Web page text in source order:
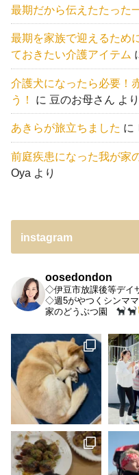
最期だから伝えたたった
最期を家族で迎えるため
ておきたい介護アイテム
介護犬になったら必要！
う！
に 豆のお母さん より
あきらが旅立ちました に
前庭疾患になった我が家
Oya より
instagram
oosedondon
◇伊豆市放課後等デイ
◇週5がやつくシンマ
家のどうぶつ園